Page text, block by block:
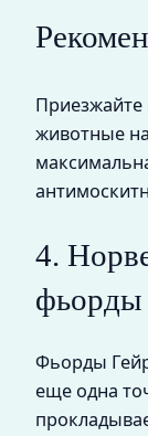
животные
4.
фьорды
Фьорды
еще одна